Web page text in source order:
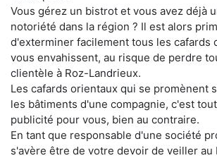
Vous gérez un bistrot et vous avez déjà
notoriété dans la région ? Il est alors
d'exterminer facilement tous les cafards
vous envahissent, au risque de perdre
clientèle à Roz-Landrieux.
Les cafards orientaux qui se promènent
les bâtiments d'une compagnie, c'est
publicité pour vous, bien au contraire.
En tant que responsable d'une société
s'avère être de votre devoir de veiller